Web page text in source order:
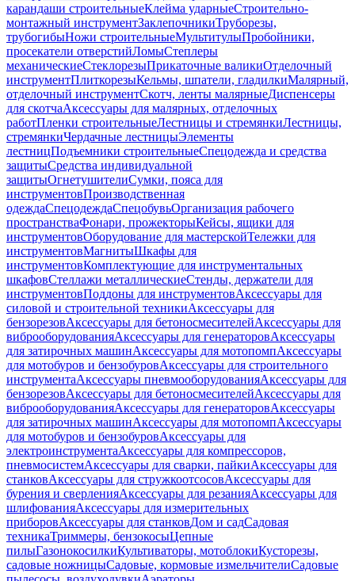
карандаши строительныеКлейма ударныеСтроительно-
монтажный инструментЗаклепочникиТруборезы,
трубогибыНожи строительныеМультитулыПробойники,
просекатели отверстийЛомыСтеплеры
механическиеСтеклорезыПрикаточные валикиОтделочный
инструментПлиткорезыКельмы, шпатели, гладилкиМалярный,
отделочный инструментСкотч, ленты малярныеДиспенсеры
для скотчаАксессуары для малярных, отделочных
работПленки строительныеЛестницы и стремянкиЛестницы,
стремянкиЧердачные лестницыЭлементы
лестницПодъемники строительныеСпецодежда и средства
защитыСредства индивидуальной
защитыОгнетушителиСумки, пояса для
инструментовПроизводственная
одеждаСпецодеждаСпецобувьОрганизация рабочего
пространстваФонари, прожекторыКейсы, ящики для
инструментовОборудование для мастерскойТележки для
инструментовМагнитыШкафы для
инструментовКомплектующие для инструментальных
шкафовСтеллажи металлическиеСтенды, держатели для
инструментовПоддоны для инструментовАксессуары для
силовой и строительной техникиАксессуары для
бензорезовАксессуары для бетоносмесителейАксессуары для
виброоборудованияАксессуары для генераторовАксессуары
для затирочных машинАксессуары для мотопомпАксессуары
для мотобуров и бензобуровАксессуары для строительного
инструментаАксессуары пневмооборудованияАксессуары для
бензорезовАксессуары для бетоносмесителейАксессуары для
виброоборудованияАксессуары для генераторовАксессуары
для затирочных машинАксессуары для мотопомпАксессуары
для мотобуров и бензобуровАксессуары для
электроинструментаАксессуары для компрессоров,
пневмосистемАксессуары для сварки, пайкиАксессуары для
станковАксессуары для стружкоотсосовАксессуары для
бурения и сверленияАксессуары для резанияАксессуары для
шлифованияАксессуары для измерительных
приборовАксессуары для станковДом и садСадовая
техникаТриммеры, бензокосыЦепные
пилыГазонокосилкиКультиваторы, мотоблокиКусторезы,
садовые ножницыСадовые, кормовые измельчителиСадовые